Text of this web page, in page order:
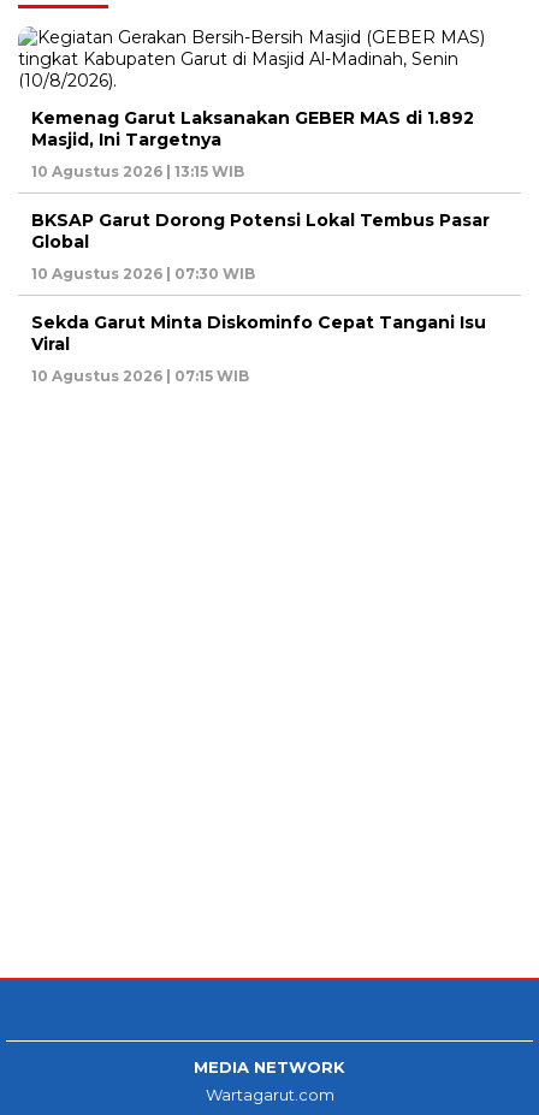
Kemenag Garut Laksanakan GEBER MAS di 1.892
Masjid, Ini Targetnya
10 Agustus 2026 | 13:15 WIB
BKSAP Garut Dorong Potensi Lokal Tembus Pasar
Global
10 Agustus 2026 | 07:30 WIB
Sekda Garut Minta Diskominfo Cepat Tangani Isu
Viral
10 Agustus 2026 | 07:15 WIB
MEDIA NETWORK
Wartagarut.com